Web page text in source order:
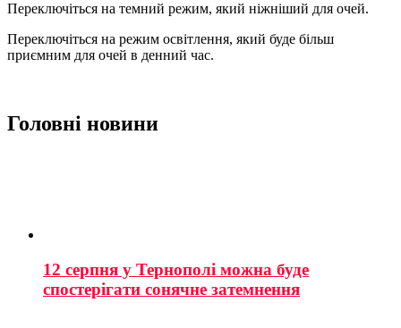
Переключіться на темний режим, який ніжніший для очей.
Переключіться на режим освітлення, який буде більш
приємним для очей в денний час.
Головні новини
12 серпня у Тернополі можна буде
спостерігати сонячне затемнення